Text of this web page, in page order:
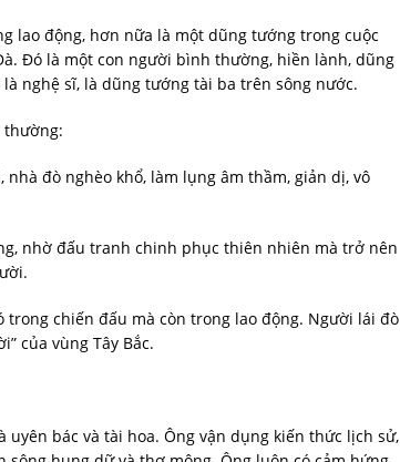
lao động, hơn nữa là một dũng tướng trong cuộc
Đó là một con người bình thường, hiền lành, dũng
nghệ sĩ, là dũng tướng tài ba trên sông nước.
thường:
đò nghèo khổ, làm lụng âm thầm, giản dị, vô
nhờ đấu tranh chinh phục thiên nhiên mà trở nên
trong chiến đấu mà còn trong lao động. Người lái đò
của vùng Tây Bắc.
bác và tài hoa. Ông vận dụng kiến thức lịch sử,